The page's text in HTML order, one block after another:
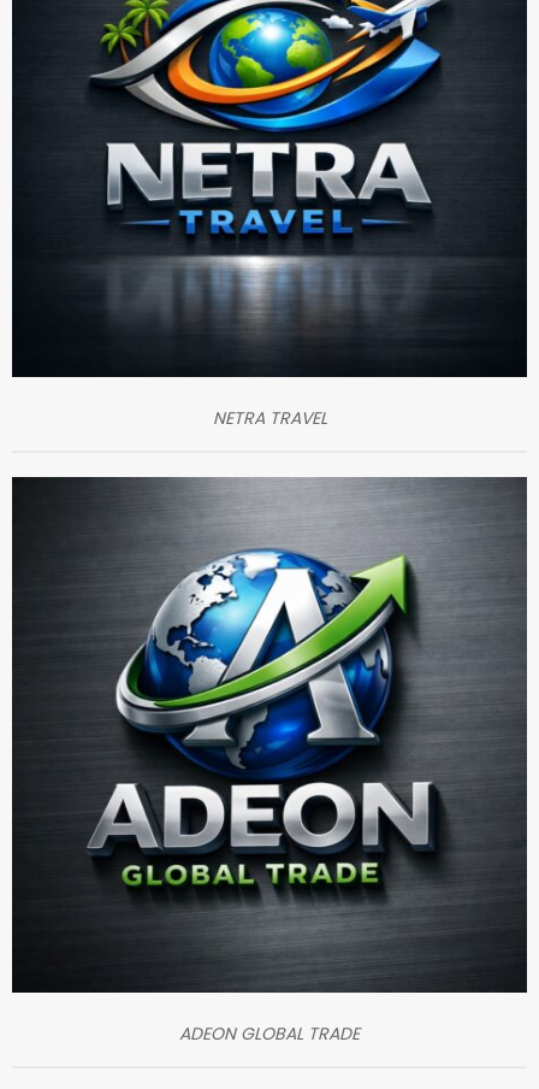
NETRA TRAVEL
ADEON GLOBAL TRADE